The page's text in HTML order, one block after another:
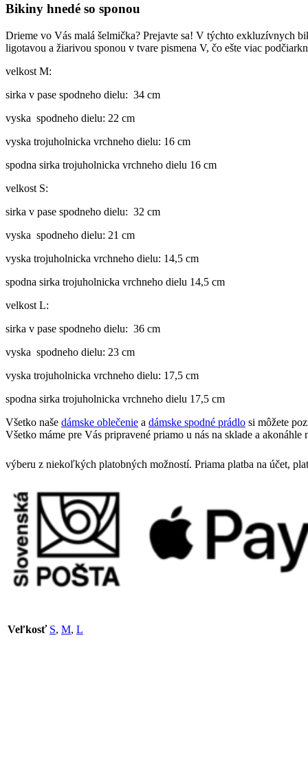
Bikiny hnedé so sponou
Drieme vo Vás malá šelmička? Prejavte sa! V týchto exkluzívnych
ligotavou a žiarivou sponou v tvare pismena V, čo ešte viac
velkost M:
sirka v pase spodneho dielu: 34 cm
vyska spodneho dielu: 22 cm
vyska trojuholnicka vrchneho dielu: 16 cm
spodna sirka trojuholnicka vrchneho dielu 16 cm
velkost S:
sirka v pase spodneho dielu: 32 cm
vyska spodneho dielu: 21 cm
vyska trojuholnicka vrchneho dielu: 14,5 cm
spodna sirka trojuholnicka vrchneho dielu 14,5 cm
velkost L:
sirka v pase spodneho dielu: 36 cm
vyska spodneho dielu: 23 cm
vyska trojuholnicka vrchneho dielu: 17,5 cm
spodna sirka trojuholnicka vrchneho dielu 17,5 cm
Všetko naše dámske oblečenie a dámske spodné prádlo si môžete
Všetko máme pre Vás pripravené priamo u nás na sklade a
výberu z niekoľkých platobných možností. Priama platba na účet,
Veľkosť S, M, L